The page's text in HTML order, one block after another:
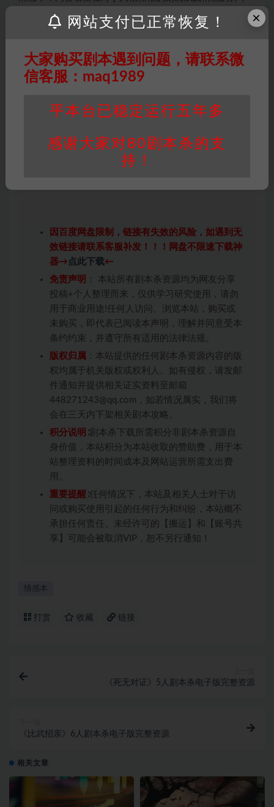
代入。所以，在剧本开始之前。您需要对玩家进行一个简
单的询问，再决定给予玩家什么样的剧本。
出校园参加工作不久的年轻人，他们也是三对情侣。因为6
位人物都是同龄人。所以在此不会标注玩家年龄，请您知
物发给情侣玩家。
其次可以根据玩家的打扮和性格分发适合他们的人物，请
您一定要斟酌玩家意愿分发剧本。
因百度网盘限制，链接有失效的风险，如遇到无
效链接请联系客服补发！！！网盘不限速下载神
器→ 点此下载←
免责声明 ： 本站所有剧本杀资源均为网友分享
投稿+个人整理而来，仅供学习研究使用，请勿
用于商业用途!任何人访问、浏览本站，购买或
未购买，即代表已阅读本声明，理解并同意受本
条约约束，并遵守所有适用的法律法规。
版权归属 ：本站提供的任何剧本杀资源内容的版
权均属于机关版权或权利人。如有侵权，请发邮
件通知并提供相关证实资料至邮箱
448271243@qq.com，如若情况属实，我们将
会在三天内下架相关剧本攻略。
积分说明 ∶剧本杀下载所需积分非剧本杀资源自
身价值，本站积分为本站收取的赞助费，用于本
站整理资料的时间成本及网站运营所需支出费
用。
重要提醒 ∶任何情况下，本站及相关人士对于访
问或购买使用引起的任何行为和纠纷，本站概不
承担任何责任。未经许可的【搬运】和【账号共
享】可能会被取消VIP，恕不另行通知！
情感本
打赏 收藏 链接
《死无对证》5人剧本杀电子版完整资源
《比武招亲》6人剧本杀电子版完整资源
相关文章
×
网站支付已正常恢复！
大家购买剧本遇到问题，请联系微
信客服：maq1989
平本台已稳定运行五年多
感谢大家对80剧本杀的支
持！